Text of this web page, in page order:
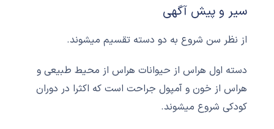
سیر و پیش آگهی
از نظر سن شروع به دو دسته تقسیم میشوند.
دسته اول هراس از حیوانات هراس از محیط طبیعی و
هراس از خون و آمپول جراحت است که اکثرا در دوران
کودکی شروع میشوند.